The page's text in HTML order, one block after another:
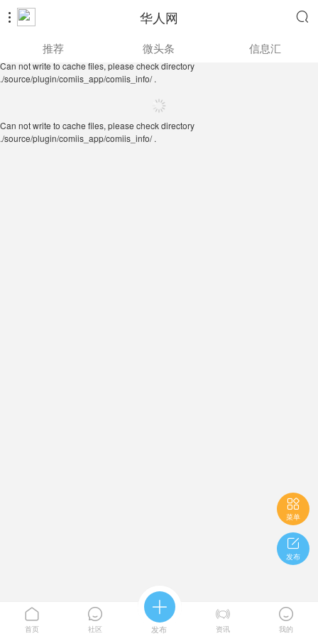
 华人网 
./source/plugin/comiis_app/comiis_info/ .
推荐 微头条 信息汇
Can not write to cache files, please check directory
./source/plugin/comiis_app/comiis_info/ .

菜单

发布

首页

社区

发布

资讯

我的
Can not write to cache files, please check directory
./source/plugin/comiis_app/comiis_info/ .